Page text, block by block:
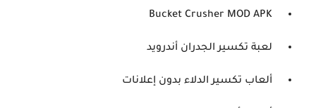
لعبة تكسير الجدران أندرويد
ألعاب تكسير الدلاء بدون إعلانات